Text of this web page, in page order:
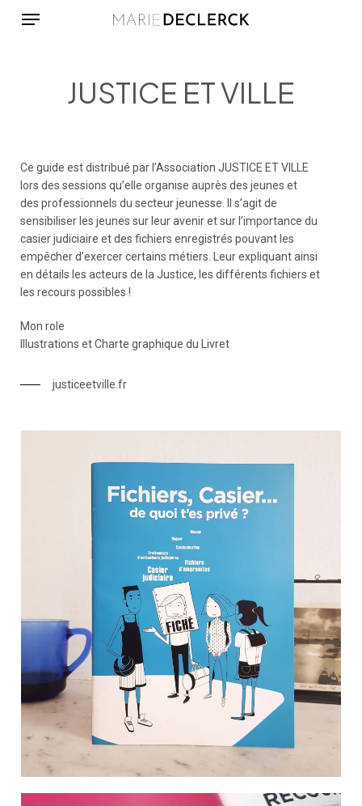
Menu
JUSTICE ET VILLE
Ce guide est distribué par l’Association JUSTICE ET VILLE
lors des sessions qu’elle organise auprès des jeunes et
des professionnels du secteur jeunesse. Il s’agit de
sensibiliser les jeunes sur leur avenir et sur l’importance du
casier judiciaire et des fichiers enregistrés pouvant les
empêcher d’exercer certains métiers. Leur expliquant ainsi
en détails les acteurs de la Justice, les différents fichiers et
les recours possibles !
Mon role
Illustrations et Charte graphique du Livret
justiceetville.fr